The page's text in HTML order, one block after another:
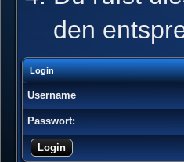
den
Login
Username
Passwort: